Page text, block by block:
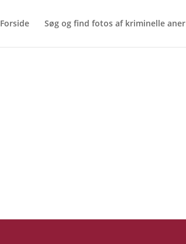
Forside Søg og find fotos af kriminelle aner